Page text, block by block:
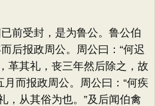
受封，是为鲁公。鲁公伯
后报政周公。周公曰：“何迟
革其礼，丧三年然后除之，故
月而报政周公。周公曰：“何疾
，从其俗为也。”及后闻伯禽